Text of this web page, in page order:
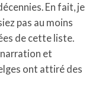
En fait, je
pas au moins
de cette liste.
narration et
ont attiré des